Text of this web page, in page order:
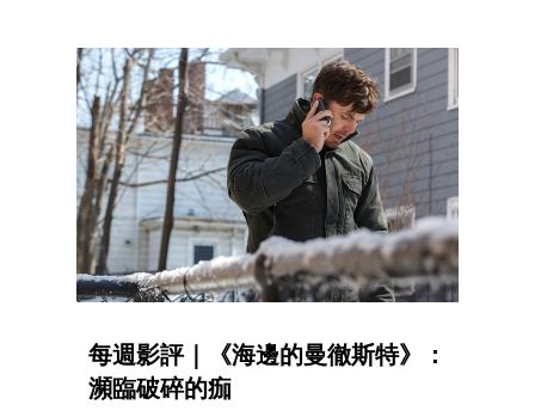
每週影評｜《海邊的曼徹斯特》：
瀕臨破碎的痂